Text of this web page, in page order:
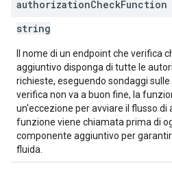
authorizationCheckFunction
string
Il nome di un endpoint che verifica
aggiuntivo disponga di tutte le
richieste, eseguendo sondaggi
verifica non va a buon fine, la
un'eccezione per avviare il flusso
funzione viene chiamata prima di
componente aggiuntivo per
fluida.